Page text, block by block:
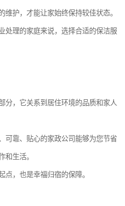
维护，才能让家始终保持较佳状态。
处理的家庭来说，选择合适的保洁服
分，它关系到居住环境的品质和家人
可靠、贴心的家政公司能够为您节省
和生活。
点，也是幸福归宿的保障。